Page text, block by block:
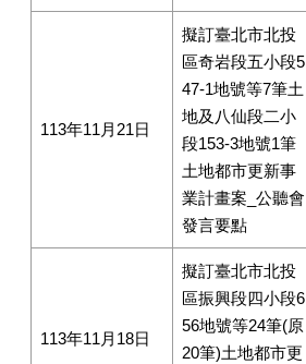
113年11月21日
擬訂臺北市北投
區奇岩段五小段5
47-1地號等7筆土
地及八仙段二小
段153-3地號1筆
土地都市更新事
業計畫案_公聽會
發言要點
113年11月18日
擬訂臺北市北投
區振興段四小段6
56地號等24筆(原
20筆)土地都市更